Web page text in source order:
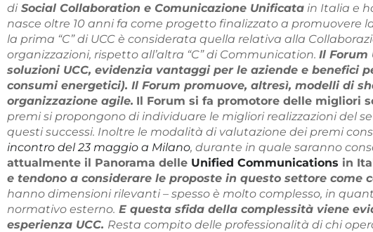
diSocial Collaboration e Comunicazione Unificata in Italia e
nasce oltre 10 anni fa come progetto finalizzato a promuovere
la prima “C” di UCC è considerata quella relativa alla
organizzazioni, rispetto all’altra “C” di Communication. Il Forum
soluzioni UCC, evidenzia vantaggi per le aziende e benefici
consumi energetici). Il Forum promuove, altresì, modelli di
organizzazione agile. Il Forum si fa promotore delle migliori
premi si propongono di individuare le migliori realizzazioni del
questi successi. Inoltre le modalità di valutazione dei premi
incontro del 23 maggio a Milano, durante in quale saranno
attualmente il Panorama delle Unified Communications in
e tendono a considerare le proposte in questo settore come
hanno dimensioni rilevanti – spesso è molto complesso, in
normativo esterno. E questa sfida della complessità viene
esperienza UCC. Resta compito delle professionalità di chi